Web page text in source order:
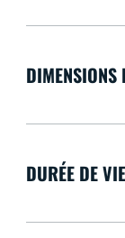
DIMENSIONS
DURÉE DE VIE